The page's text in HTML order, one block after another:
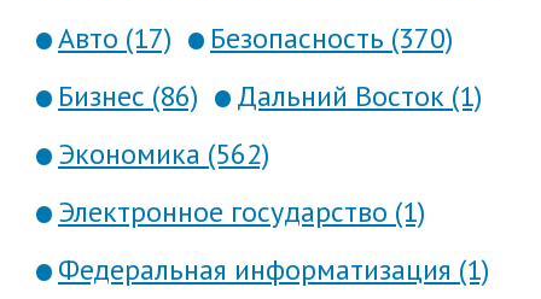
Авто (17)
Безопасность (370)
Бизнес (86)
Дальний Восток (1)
Экономика (562)
Электронное государство (1)
Федеральная информатизация (1)